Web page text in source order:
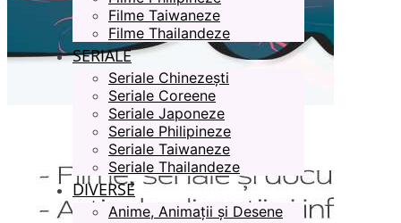
Filme Taiwaneze
Filme Thailandeze
SERIALE
Seriale Chinezești
Seriale Coreene
Seriale Japoneze
Seriale Philipineze
Seriale Taiwaneze
Seriale Thailandeze
DIVERSE
Anime, Animații și Desene